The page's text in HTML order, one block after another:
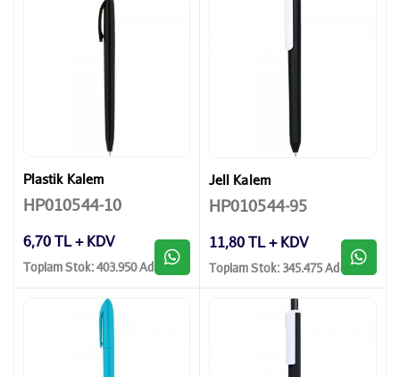
Plastik Kalem
HP010544-10
6,70 TL + KDV
Toplam Stok: 403.950 Adet
Jell Kalem
HP010544-95
11,80 TL + KDV
Toplam Stok: 345.475 Adet